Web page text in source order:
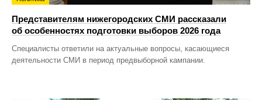
Представителям нижегородских СМИ рассказали
об особенностях подготовки выборов 2026 года
Специалисты ответили на актуальные вопросы, касающиеся
деятельности СМИ в период предвыборной кампании.